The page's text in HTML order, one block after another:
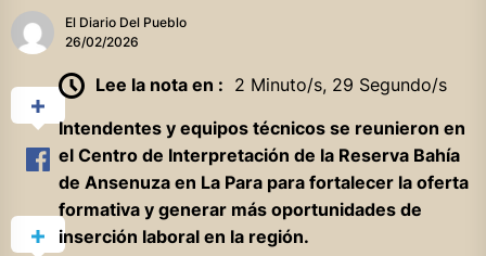
El Diario Del Pueblo
26/02/2026
Lee la nota en : 2 Minuto/s, 29 Segundo/s
Intendentes y equipos técnicos se reunieron en
el Centro de Interpretación de la Reserva Bahía
de Ansenuza en La Para para fortalecer la oferta
formativa y generar más oportunidades de
inserción laboral en la región.